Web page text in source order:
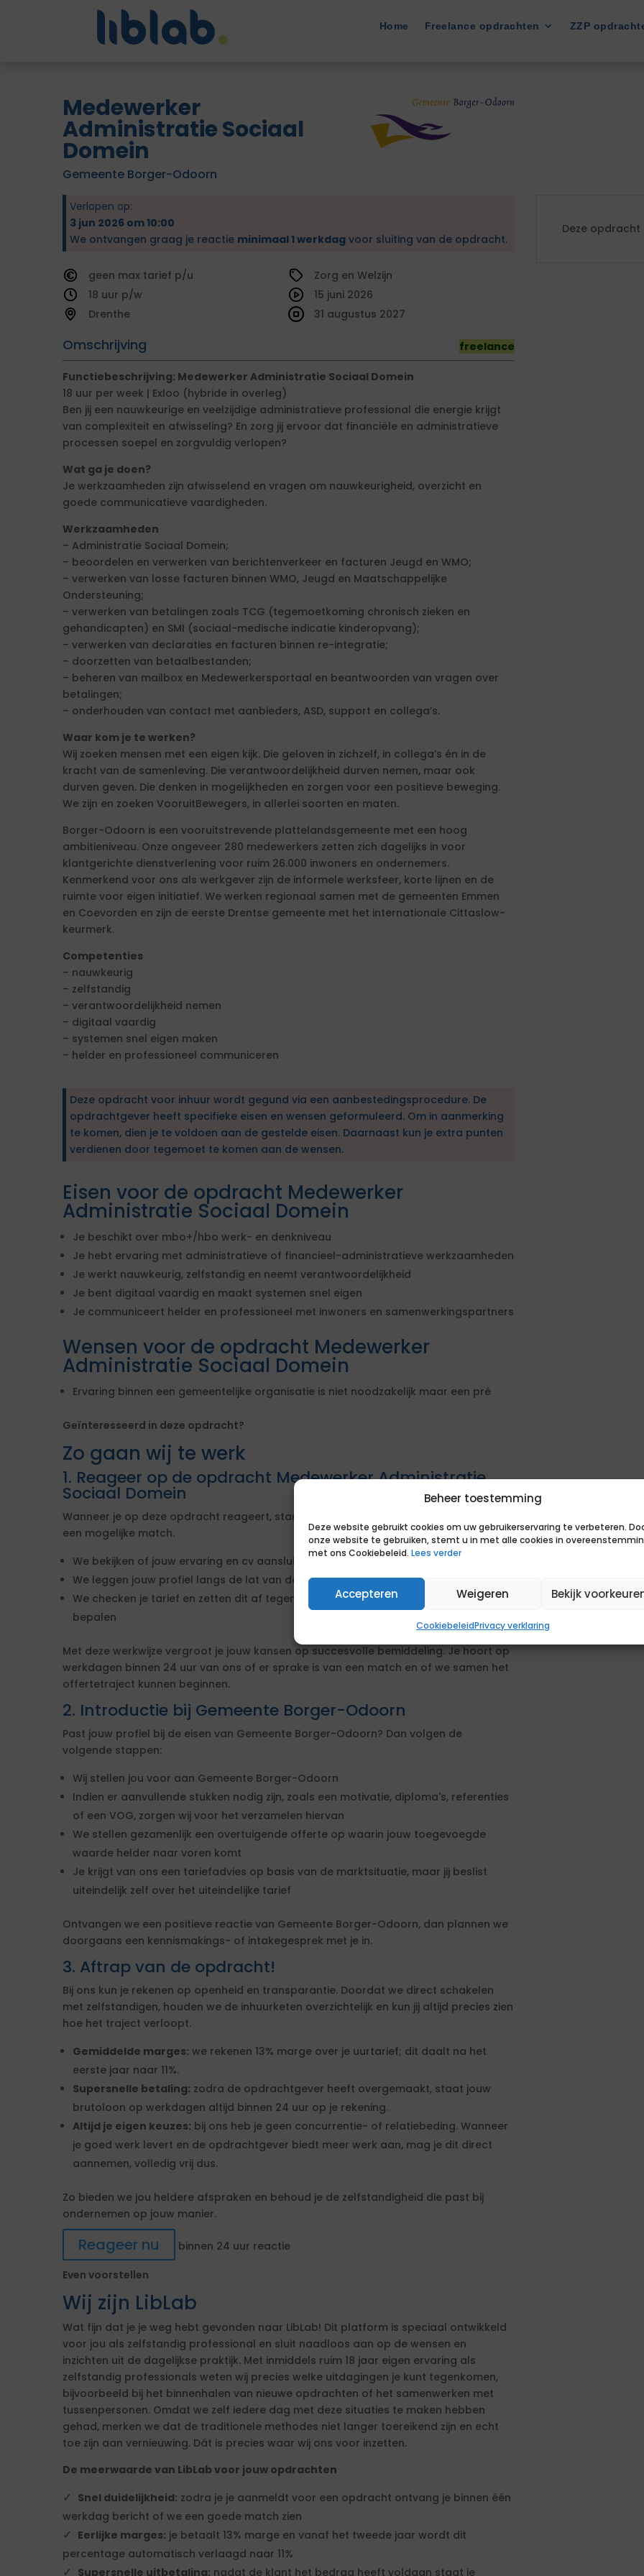
Beheer toestemming
Deze website gebruikt cookies om uw gebruikerservaring te verbeteren.
onze website te gebruiken, stemt u in met alle cookies in
met ons Cookiebeleid. Lees verder
Accepteren Weigeren Bekijk
CookiebeleidPrivacy verklaring
Home Freelance opdrachten ZZP
Medewerker
Administratie Sociaal
Domein
Gemeente Borger-Odoorn
Verlopen op:
3 jun 2026 om 10:00
We ontvangen graag je reactie minimaal 1 werkdag voor sluiting van de opdracht.
geen
tarief
18
Drenthe
Zorg en Welzijn
Omschrijving freelance
15 juni 2026
31 augustus 2027
Functiebeschrijving: Medewerker Administratie Sociaal Domein
18 uur per week | Exloo (hybride in overleg)
Ben jij een nauwkeurige en veelzijdige administratieve professional die energie krijgt
van complexiteit en afwisseling? En zorg jij ervoor dat financiële en administratieve
processen soepel en zorgvuldig verlopen?
Wat ga je doen?
Je werkzaamheden zijn afwisselend en vragen om nauwkeurigheid, overzicht en
goede communicatieve vaardigheden.
Werkzaamheden
– Administratie Sociaal Domein;
– beoordelen en verwerken van berichtenverkeer en facturen Jeugd en WMO;
– verwerken van losse facturen binnen WMO, Jeugd en Maatschappelijke
Ondersteuning;
– verwerken van betalingen zoals TCG (tegemoetkoming chronisch zieken en
gehandicapten) en SMI (sociaal-medische indicatie kinderopvang);
– verwerken van declaraties en facturen binnen re-integratie;
– doorzetten van betaalbestanden;
– beheren van mailbox en Medewerkersportaal en beantwoorden van vragen over
betalingen;
– onderhouden van contact met aanbieders, ASD, support en collega’s.
Waar kom je te werken?
Wij zoeken mensen met een eigen kijk. Die geloven in zichzelf, in collega’s én in de
kracht van de samenleving. Die verantwoordelijkheid durven nemen, maar ook
durven geven. Die denken in mogelijkheden en zorgen voor een positieve beweging.
We zijn en zoeken VooruitBewegers, in allerlei soorten en maten.
Borger-Odoorn is een vooruitstrevende plattelandsgemeente met een hoog
ambitieniveau. Onze ongeveer 280 medewerkers zetten zich dagelijks in voor
klantgerichte dienstverlening voor ruim 26.000 inwoners en ondernemers.
Kenmerkend voor ons als werkgever zijn de informele werksfeer, korte lijnen en de
ruimte voor eigen initiatief. We werken regionaal samen met de gemeenten Emmen
en Coevorden en zijn de eerste Drentse gemeente met het internationale Cittaslow-
keurmerk.
Competenties
– nauwkeurig
– zelfstandig
– verantwoordelijkheid nemen
– digitaal vaardig
– systemen snel eigen maken
– helder en professioneel communiceren
Deze opdracht voor inhuur wordt gegund via een aanbestedingsprocedure. De
opdrachtgever heeft specifieke eisen en wensen geformuleerd. Om in aanmerking
te komen, dien je te voldoen aan de gestelde eisen. Daarnaast kun je extra punten
verdienen door tegemoet te komen aan de wensen.
Eisen voor de opdracht Medewerker
Administratie Sociaal Domein
Je beschikt over mbo+/hbo werk- en denkniveau
Je hebt ervaring met administratieve of financieel-administratieve werkzaamheden
Je werkt nauwkeurig, zelfstandig en neemt verantwoordelijkheid
Je bent digitaal vaardig en maakt systemen snel eigen
Je communiceert helder en professioneel met inwoners en samenwerkingspartners
Wensen voor de opdracht Medewerker
Administratie Sociaal Domein
Ervaring binnen een gemeentelijke organisatie is niet noodzakelijk maar een pré
Geïnteresseerd in deze opdracht?
Zo gaan wij te werk
1. Reageer op de opdracht Medewerker Administratie
Sociaal Domein
Wanneer je op deze opdracht reageert, starten wij direct met het beoordelen van
een mogelijke match.
We bekijken of jouw ervaring en cv aansluiten bij de opdracht
We leggen jouw profiel langs de lat van de eisen van de opdrachtgever
We checken je tarief en zetten dit af tegen de actuele markt om je positie te
bepalen
Met deze werkwijze vergroot je jouw kansen op succesvolle bemiddeling. Je hoort op
werkdagen binnen 24 uur van ons of er sprake is van een match en of we samen het
offertetraject kunnen beginnen.
2. Introductie bij Gemeente Borger-Odoorn
Past jouw profiel bij de eisen van Gemeente Borger-Odoorn? Dan volgen de
volgende stappen:
Wij stellen jou voor aan Gemeente Borger-Odoorn
Indien er aanvullende stukken nodig zijn, zoals een motivatie, diploma's, referenties
of een VOG, zorgen wij voor het verzamelen hiervan
We stellen gezamenlijk een overtuigende offerte op waarin jouw toegevoegde
waarde helder naar voren komt
Je krijgt van ons een tariefadvies op basis van de marktsituatie, maar jij beslist
uiteindelijk zelf over het uiteindelijke tarief
Ontvangen we een positieve reactie van Gemeente Borger-Odoorn, dan plannen we
doorgaans een kennismakings- of intakegesprek met je in.
3. Aftrap van de opdracht!
Bij ons kun je rekenen op openheid en transparantie. Doordat we direct schakelen
met zelfstandigen, houden we de inhuurketen overzichtelijk en kun jij altijd precies zien
hoe het traject verloopt.
Gemiddelde marges: we rekenen 13% marge over je uurtarief; dit daalt na het
eerste jaar naar 11%.
Supersnelle betaling: zodra de opdrachtgever heeft overgemaakt, staat jouw
brutoloon op werkdagen altijd binnen 24 uur op je rekening.
Altijd je eigen keuzes: bij ons heb je geen concurrentie- of relatiebeding. Wanneer
je goed werk levert en de opdrachtgever biedt meer werk aan, mag je dit direct
aannemen, volledig vrij dus.
Zo bieden we jou heldere afspraken en behoud je de zelfstandigheid die past bij
ondernemen op jouw manier.
Reageer nu
binnen 24 uur reactie
Even voorstellen
Wij zijn LibLab
Wat fijn dat je je weg hebt gevonden naar LibLab! Dit platform is speciaal ontwikkeld
voor jou als zelfstandig professional en sluit naadloos aan op de wensen en
inzichten uit de dagelijkse praktijk. Met inmiddels ruim 18 jaar eigen ervaring als
zelfstandig professionals weten wij precies welke uitdagingen je kunt tegenkomen,
bijvoorbeeld bij het binnenhalen van nieuwe opdrachten of het samenwerken met
tussenpersonen. Omdat we zelf iedere dag met deze situaties te maken hebben
gehad, merken we dat de traditionele methodes niet langer toereikend zijn en echt
toe zijn aan vernieuwing. Dát is precies waar wij ons voor inzetten.
De meerwaarde van LibLab voor jouw opdrachten
Snel duidelijkheid: zodra je je aanmeldt voor een opdracht ontvang je binnen één
werkdag bericht of we een goede match zien
Eerlijke marges: je betaalt 13% marge en vanaf het tweede jaar wordt dit
percentage automatisch verlaagd naar 11%
Supersnelle uitbetaling: nadat de klant het bedrag heeft voldaan staat je
Deze opdracht